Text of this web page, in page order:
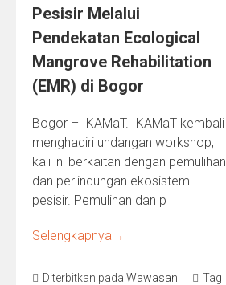
Pesisir Melalui
Pendekatan Ecological
Mangrove Rehabilitation
(EMR) di Bogor
Bogor – IKAMaT. IKAMaT kembali
menghadiri undangan workshop,
kali ini berkaitan dengan pemulihan
dan perlindungan ekosistem
pesisir. Pemulihan dan p
Selengkapnya→
Diterbitkan pada Wawasan
Tag